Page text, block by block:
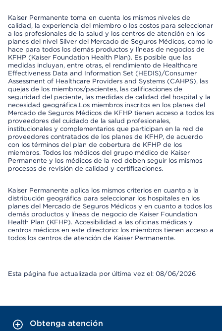
Kaiser Permanente toma en cuenta los mismos niveles de
calidad, la experiencia del miembro o los costos para seleccionar
a los profesionales de la salud y los centros de atención en los
planes del nivel Silver del Mercado de Seguros Médicos, como lo
hace para todos los demás productos y líneas de negocios de
KFHP (Kaiser Foundation Health Plan). Es posible que las
medidas incluyan, entre otras, el rendimiento de Healthcare
Effectiveness Data and Information Set (HEDIS)/Consumer
Assessment of Healthcare Providers and Systems (CAHPS), las
quejas de los miembros/pacientes, las calificaciones de
seguridad del paciente, las medidas de calidad del hospital y la
necesidad geográfica.Los miembros inscritos en los planes del
Mercado de Seguros Médicos de KFHP tienen acceso a todos los
proveedores del cuidado de la salud profesionales,
institucionales y complementarios que participan en la red de
proveedores contratados de los planes de KFHP, de acuerdo
con los términos del plan de cobertura de KFHP de los
miembros. Todos los médicos del grupo médico de Kaiser
Permanente y los médicos de la red deben seguir los mismos
procesos de revisión de calidad y certificaciones.
Kaiser Permanente aplica los mismos criterios en cuanto a la
distribución geográfica para seleccionar los hospitales en los
planes del Mercado de Seguros Médicos y en cuanto a todos los
demás productos y líneas de negocio de Kaiser Foundation
Health Plan (KFHP). Accesibilidad a las oficinas médicas y
centros médicos en este directorio: los miembros tienen acceso a
todos los centros de atención de Kaiser Permanente.
Esta página fue actualizada por última vez el: 08/06/2026
Obtenga atención